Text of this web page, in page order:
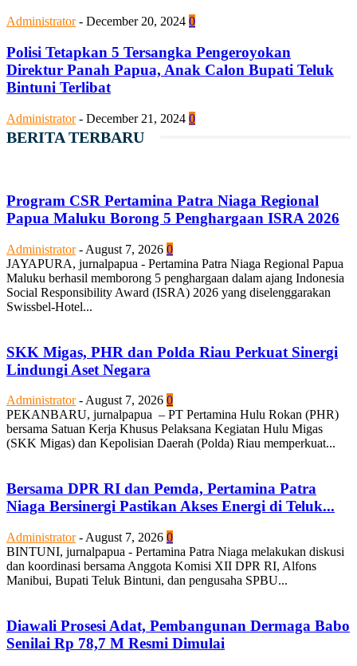
Administrator - December 20, 2024 0
Polisi Tetapkan 5 Tersangka Pengeroyokan
Direktur Panah Papua, Anak Calon Bupati Teluk
Bintuni Terlibat
Administrator - December 21, 2024 0
BERITA TERBARU
Program CSR Pertamina Patra Niaga Regional
Papua Maluku Borong 5 Penghargaan ISRA 2026
Administrator - August 7, 2026 0
JAYAPURA, jurnalpapua - Pertamina Patra Niaga Regional Papua
Maluku berhasil memborong 5 penghargaan dalam ajang Indonesia
Social Responsibility Award (ISRA) 2026 yang diselenggarakan
Swissbel-Hotel...
SKK Migas, PHR dan Polda Riau Perkuat Sinergi
Lindungi Aset Negara
Administrator -August 7, 2026 0
PEKANBARU, jurnalpapua – PT Pertamina Hulu Rokan (PHR)
bersama Satuan Kerja Khusus Pelaksana Kegiatan Hulu Migas
(SKK Migas) dan Kepolisian Daerah (Polda) Riau memperkuat...
Bersama DPR RI dan Pemda, Pertamina Patra
Niaga Bersinergi Pastikan Akses Energi di Teluk...
Administrator - August 7, 2026 0
BINTUNI, jurnalpapua - Pertamina Patra Niaga melakukan diskusi
dan koordinasi bersama Anggota Komisi XII DPR RI, Alfons
Manibui, Bupati Teluk Bintuni, dan pengusaha SPBU...
Diawali Prosesi Adat, Pembangunan Dermaga Babo
Senilai Rp 78,7 M Resmi Dimulai